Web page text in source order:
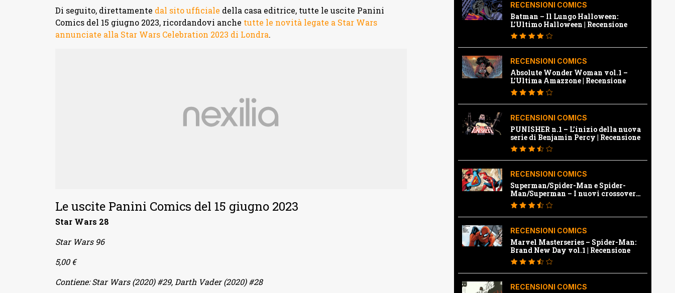
Di seguito, direttamente dal sito ufficiale della casa editrice, tutte le uscite Panini
Comics del 15 giugno 2023, ricordandovi anche tutte le novità legate a Star Wars
annunciate alla Star Wars Celebration 2023 di Londra.
Le uscite Panini Comics del 15 giugno 2023
Star Wars 28
Star Wars 96
5,00 €
Contiene: Star Wars (2020) #29, Darth Vader (2020) #28
RECENSIONI COMICS
Batman – Il Lungo Halloween:
L’Ultimo Halloween | Recensione
RECENSIONI COMICS
Absolute Wonder Woman vol.1 –
L’Ultima Amazzone | Recensione
RECENSIONI COMICS
PUNISHER n.1 – L’inizio della nuova
serie di Benjamin Percy | Recensione
RECENSIONI COMICS
Superman/Spider-Man e Spider-
Man/Superman – I nuovi crossover
Marvel e Dc | Recensione
RECENSIONI COMICS
Marvel Masterseries – Spider-Man:
Brand New Day vol.1 | Recensione
RECENSIONI COMICS